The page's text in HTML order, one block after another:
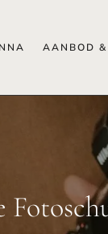
AANBOD &